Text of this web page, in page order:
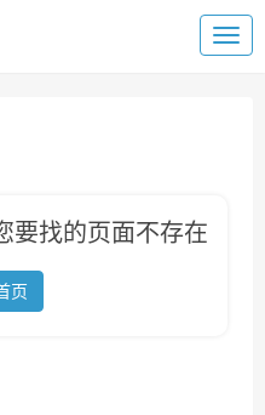
要找的页面不存在
页